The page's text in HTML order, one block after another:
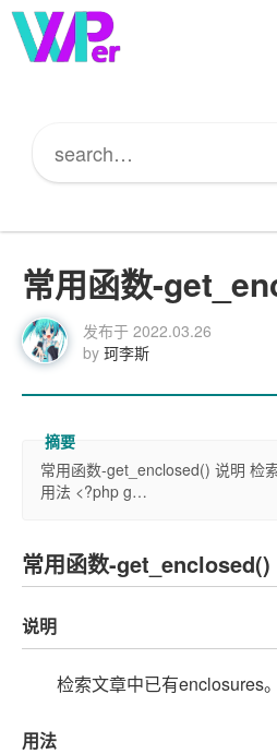
常用函数-
发布于 2022.03.26
by 珂李斯
常用函数-get_enclosed() 说明 检
用法 <?php g…
常用函数-get_enclosed()
说明
检索文章中已有enclosures。
用法